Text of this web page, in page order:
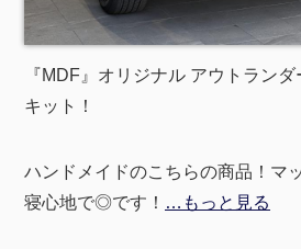
『MDF』オリジナル アウトラン
キット！
ハンドメイドのこちらの商品！マ
寝心地で◎です！ …もっと見る